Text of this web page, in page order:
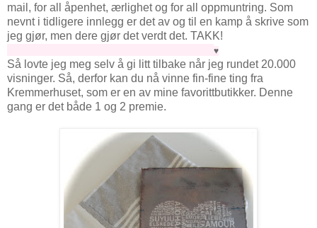
mail, for all åpenhet, ærlighet og for all oppmuntring. Som
nevnt i tidligere innlegg er det av og til en kamp å skrive som
jeg gjør, men dere gjør det verdt det. TAKK!
♥
Så lovte jeg meg selv å gi litt tilbake når jeg rundet 20.000
visninger. Så, derfor kan du nå vinne fin-fine ting fra
Kremmerhuset, som er en av mine favorittbutikker. Denne
gang er det både 1 og 2 premie.